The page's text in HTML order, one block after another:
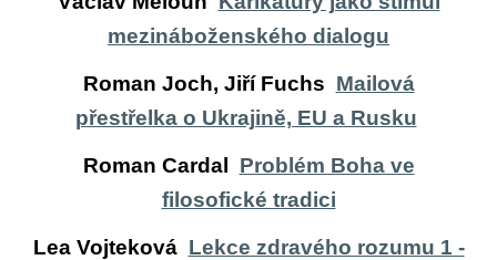
mezináboženského dialogu
Roman Joch, Jiří Fuchs Mailová
přestřelka o Ukrajině, EU a Rusku
Roman Cardal
Problém Boha ve
filosofické tradici
Lea Vojteková Lekce zdravého rozumu 1 -